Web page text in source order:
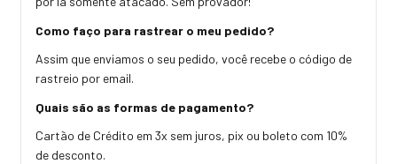
Como faço para rastrear o meu pedido?
Assim que enviamos o seu pedido, você recebe o código de
rastreio por email.
Quais são as formas de pagamento?
Cartão de Crédito em 3x sem juros, pix ou boleto com 10%
de desconto.